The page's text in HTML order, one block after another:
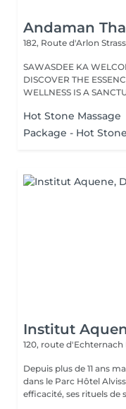
Andaman
182, Route d'Arlon
SAWASDEE KA
DISCOVER THE
WELLNESS IS A
Hot Stone Massage
Package - Hot
Institut
120, route d'Echternach
Depuis plus de 11 ans
dans le Parc Hôtel
efficacité, ses rituels de